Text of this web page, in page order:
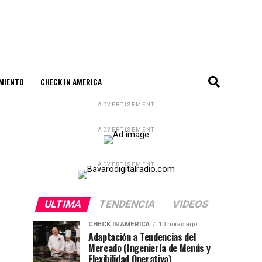
CHECK IN AMERICA
ADVERTISEMENT
ADVERTISEMENT
ADVERTISEMENT
ULTIMA TENDENCIA VIDEOS
CHECK IN AMERICA 10 horas ago
Adaptación a Tendencias del
Mercado (Ingeniería de Menús y
Flexibilidad Operativa)